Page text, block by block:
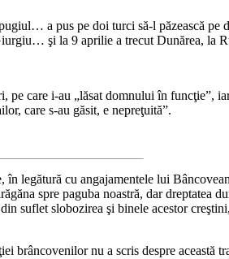
a pus pe doi turci să-l păzească
şi la 9 aprilie a trecut Dunărea, la
care i-au „lăsat domnului în funcţie”,
care s-au găsit, e nepreţuită”.
legătură cu angajamentele lui
spre paguba noastră, dar
din suflet slobozirea şi binele acestor
brâncovenilor nu a scris despre această